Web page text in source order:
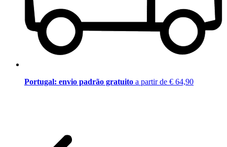
Portugal: envio padrão gratuito a partir de € 64,90